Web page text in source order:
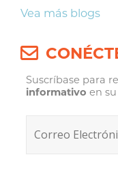
Vea más blogs
Suscríbase para
informativo en